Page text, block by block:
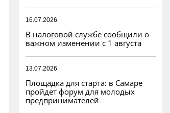
16.07.2026
В налоговой службе сообщили о
важном изменении с 1 августа
13.07.2026
Площадка для старта: в Самаре
пройдет форум для молодых
предпринимателей